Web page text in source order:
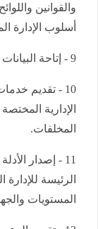
والقوانين
أسلوب الإدارة
9 - إتاحة البيانات والمعلومات المتعلقة بقطاع المخلفات.
10 - تقديم
الإدارية
المخلفات.
11 - إصدار
الرئيسة
المستويات